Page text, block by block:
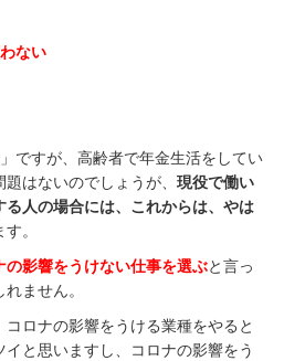
ない
ですが、高齢者で年金生活をしてい
はないのでしょうが、 現役で働い
人の場合には、これからは、やは
。
の影響をうけない仕事を選ぶと言っ
ません。
ロナの影響をうける業種をやると
と思いますし、コロナの影響をう